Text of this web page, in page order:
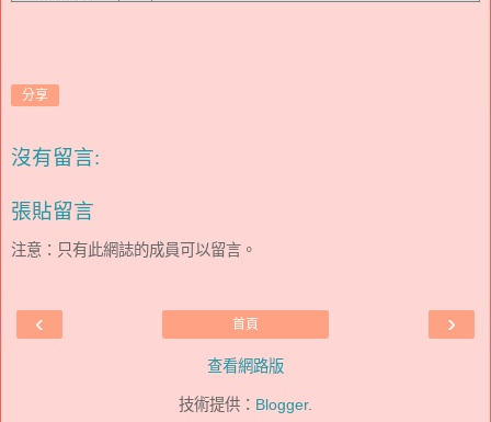
分享
沒有留言:
張貼留言
注意：只有此網誌的成員可以留言。
‹ ›
首頁
查看網路版
技術提供： Blogger.